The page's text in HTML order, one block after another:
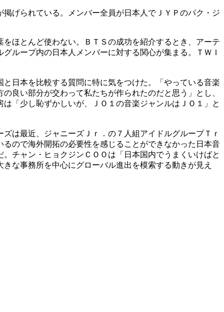
げられている。メンバー全員が日本人でＪＹＰのパク・ジ
ほとんど使わない。ＢＴＳの成功を紹介するとき、アーテ
ループ内の日本人メンバーに対する関心が集まる。ＴＷＩ
日本を比較する質問に特に気をつけた。「やっている音楽
良い部分が交わって私たちが作られたのだと思う」とし、
「少し恥ずかしいが、ＪＯ１の音楽ジャンルはＪＯ１」と
は最近、ジャニーズＪｒ．の７人組アイドルグループＴｒ
ので海外開拓の必要性を感じることができなかった日本音
チャン・ヒョクジンＣＯＯは「日本国内でうまくいけばと
な事務所を中心にグローバル進出を模索する動きが見え